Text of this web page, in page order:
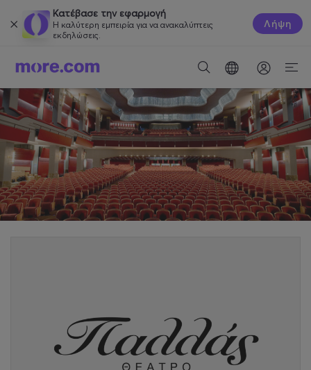
Κατέβασε την εφαρμογή
Η καλύτερη εμπειρία για να ανακαλύπτεις
εκδηλώσεις.
Λήψη